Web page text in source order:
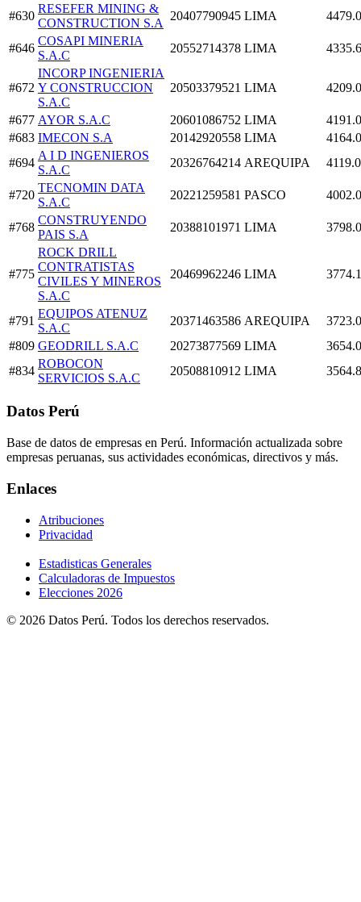
#630
RESEFER MINING &
CONSTRUCTION S.A
20407790945 LIMA
#646
COSAPI MINERIA
S.A.C
20552714378 LIMA
#672
INCORP INGENIERIA
Y CONSTRUCCION
S.A.C
20503379521 LIMA
#677 AYOR S.A.C 20601086752 LIMA
#683 IMECON S.A 20142920558 LIMA
#694
A I D INGENIEROS
S.A.C
20326764214 AREQUIPA
#720
TECNOMIN DATA
S.A.C
20221259581 PASCO
#768
CONSTRUYENDO
PAIS S.A
20388101971 LIMA
#775
ROCK DRILL
CONTRATISTAS
CIVILES Y MINEROS
S.A.C
20469962246 LIMA
#791
EQUIPOS ATENUZ
S.A.C
20371463586 AREQUIPA
#809 GEODRILL S.A.C 20273877569 LIMA
#834
ROBOCON
SERVICIOS S.A.C
20508810912 LIMA
Datos Perú
Base de datos de empresas en Perú. Información actualizada sobre
empresas peruanas, sus actividades económicas, directivos y más.
Enlaces
Atribuciones
Privacidad
Estadisticas Generales
Calculadoras de Impuestos
Elecciones 2026
© 2026 Datos Perú. Todos los derechos reservados.